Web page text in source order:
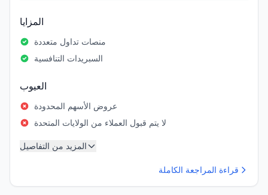
المزايا
منصات تداول متعددة
السبريدات التنافسية
العيوب
عروض الأسهم المحدودة
لا يتم قبول العملاء من الولايات المتحدة
المزيد من التفاصيل
قراءة المراجعة الكاملة